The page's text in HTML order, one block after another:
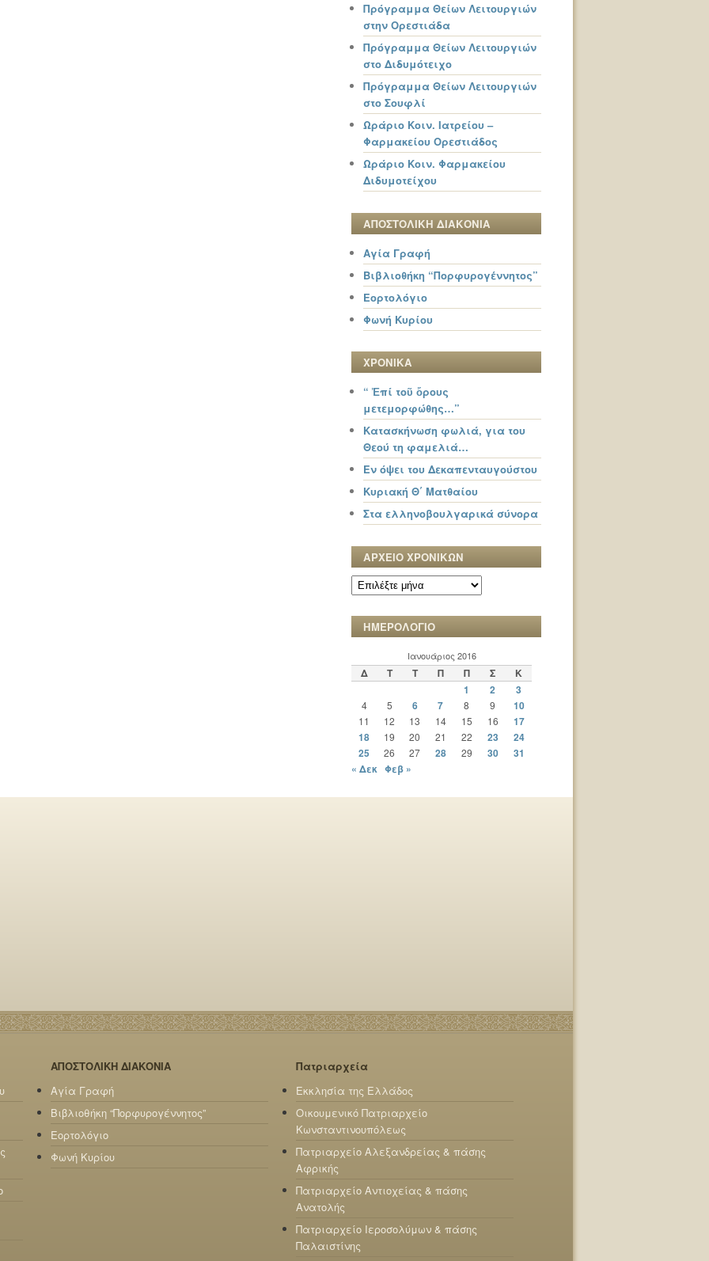
Πρόγραμμα Θείων Λειτουργιών
στην Ορεστιάδα
Πρόγραμμα Θείων Λειτουργιών
στο Διδυμότειχο
Πρόγραμμα Θείων Λειτουργιών
στο Σουφλί
Ωράριο Κοιν. Ιατρείου –
Φαρμακείου Ορεστιάδος
Ωράριο Κοιν. Φαρμακείου
Διδυμοτείχου
ΑΠΟΣΤΟΛΙΚΗ ΔΙΑΚΟΝΙΑ
Αγία Γραφή
Βιβλιοθήκη “Πορφυρογέννητος”
Εορτολόγιο
Φωνή Κυρίου
ΧΡΟΝΙΚΑ
“ Ἐπί τοῦ ὄρους
μετεμορφώθης…”
Κατασκήνωση φωλιά, για του
Θεού τη φαμελιά…
Εν όψει του Δεκαπενταυγούστου
Κυριακή Θ΄ Ματθαίου
Στα ελληνοβουλγαρικά σύνορα
ΑΡΧΕΙΟ ΧΡΟΝΙΚΩΝ
ΑΡΧΕΙΟ
ΧΡΟΝΙΚΩΝ
ΗΜΕΡΟΛΟΓΙΟ
Ιανουάριος 2016
Δ Τ Τ Π Π Σ
Κ
1
2 3
4 5 6 7 8 9 10
11 12 13 14 15 16
17
18
19 20 21 22 23
24
25
26 27 28 29 30
31
« Δεκ Φεβ »
ΑΠΟΣΤΟΛΙΚΗ ΔΙΑΚΟΝΙΑ
Αγία Γραφή
Βιβλιοθήκη “Πορφυρογέννητος”
Εορτολόγιο
Φωνή Κυρίου
Πατριαρχεία
Εκκλησία της Ελλάδος
Οικουμενικό Πατριαρχείο
Κωνσταντινουπόλεως
Πατριαρχείο Αλεξανδρείας & πάσης
Αφρικής
Πατριαρχείο Αντιοχείας & πάσης
Ανατολής
Πατριαρχείο Ιεροσολύμων & πάσης
Παλαιστίνης